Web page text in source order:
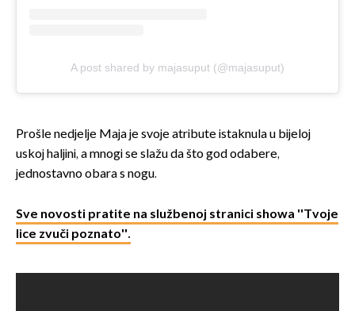
A post shared by majasuput (@majasuput)
Prošle nedjelje Maja je svoje atribute istaknula u bijeloj
uskoj haljini, a mnogi se slažu da što god odabere,
jednostavno obara s nogu.
Sve novosti pratite na službenoj stranici showa ''Tvoje
lice zvuči poznato''.